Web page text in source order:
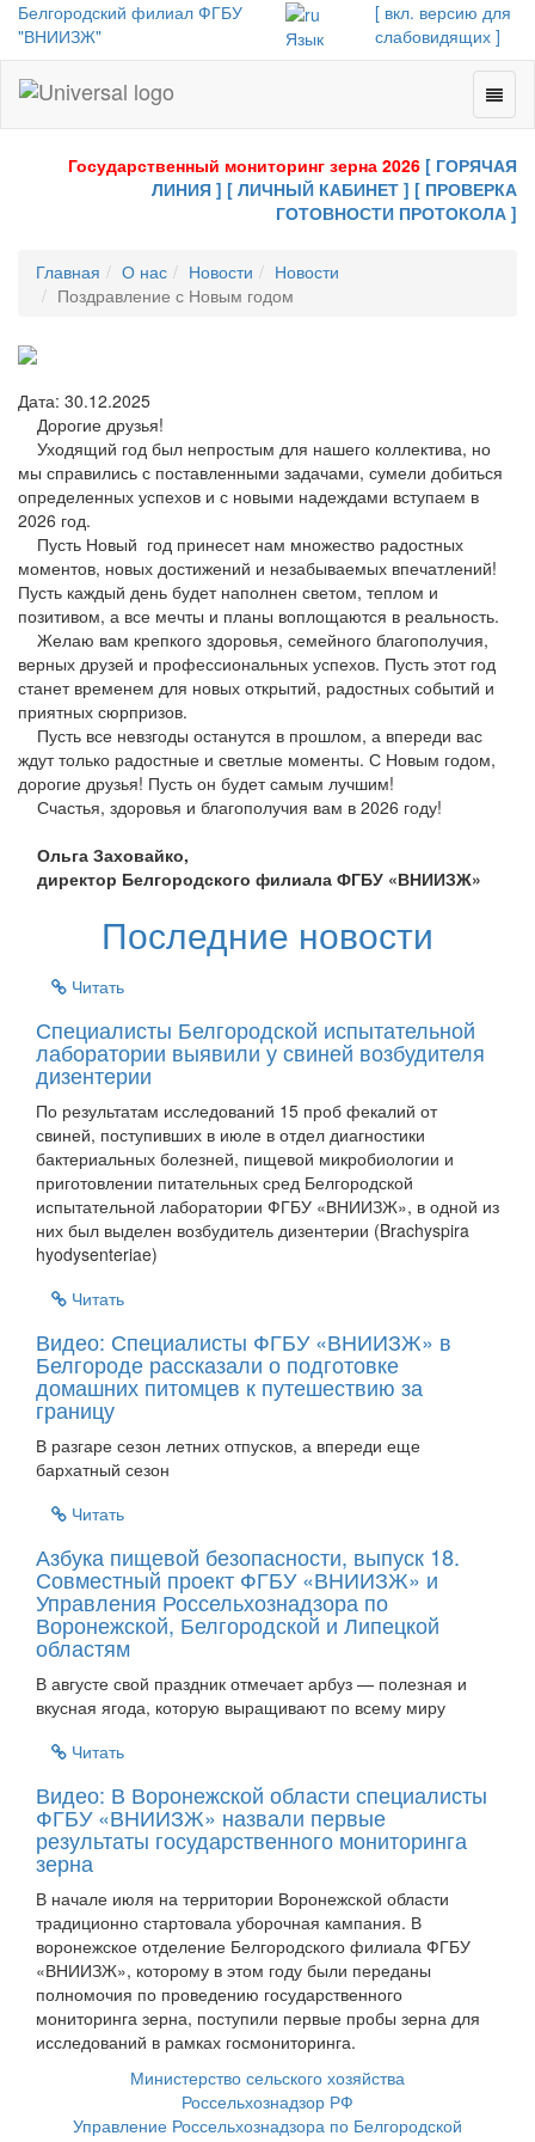
Белгородский филиал ФГБУ
"ВНИИЗЖ"
Язык
[ вкл. версию для
слабовидящих ]
-
Toggle
Государственный мониторинг зерна 2026 [ ГОРЯЧАЯ
ЛИНИЯ ] [ ЛИЧНЫЙ КАБИНЕТ ] [ ПРОВЕРКА
ГОТОВНОСТИ ПРОТОКОЛА ]
Главная О нас Новости
Новости
Поздравление с Новым годом
Дата: 30.12.2025
Дорогие друзья!
Уходящий год был непростым для нашего коллектива, но
мы справились с поставленными задачами, сумели добиться
определенных успехов и с новыми надеждами вступаем в
2026 год.
Пусть Новый год принесет нам множество радостных
моментов, новых достижений и незабываемых впечатлений!
Пусть каждый день будет наполнен светом, теплом и
позитивом, а все мечты и планы воплощаются в реальность.
Желаю вам крепкого здоровья, семейного благополучия,
верных друзей и профессиональных успехов. Пусть этот год
станет временем для новых открытий, радостных событий и
приятных сюрпризов.
Пусть все невзгоды останутся в прошлом, а впереди вас
ждут только радостные и светлые моменты. С Новым годом,
дорогие друзья! Пусть он будет самым лучшим!
Счастья, здоровья и благополучия вам в 2026 году!
Ольга Заховайко,
директор Белгородского филиала ФГБУ «ВНИИЗЖ»
Последние новости
Читать
Специалисты Белгородской испытательной
лаборатории выявили у свиней возбудителя
дизентерии
По результатам исследований 15 проб фекалий от
свиней, поступивших в июле в отдел диагностики
бактериальных болезней, пищевой микробиологии и
приготовлении питательных сред Белгородской
испытательной лаборатории ФГБУ «ВНИИЗЖ», в одной из
них был выделен возбудитель дизентерии (Brachyspira
hyodysenteriae)
Читать
Видео: Специалисты ФГБУ «ВНИИЗЖ» в
Белгороде рассказали о подготовке
домашних питомцев к путешествию за
границу
В разгаре сезон летних отпусков, а впереди еще
бархатный сезон
Читать
Азбука пищевой безопасности, выпуск 18.
Совместный проект ФГБУ «ВНИИЗЖ» и
Управления Россельхознадзора по
Воронежской, Белгородской и Липецкой
областям
В августе свой праздник отмечает арбуз — полезная и
вкусная ягода, которую выращивают по всему миру
Читать
Видео: В Воронежской области специалисты
ФГБУ «ВНИИЗЖ» назвали первые
результаты государственного мониторинга
зерна
В начале июля на территории Воронежской области
традиционно стартовала уборочная кампания. В
воронежское отделение Белгородского филиала ФГБУ
«ВНИИЗЖ», которому в этом году были переданы
полномочия по проведению государственного
мониторинга зерна, поступили первые пробы зерна для
исследований в рамках госмониторинга.
Министерство сельского хозяйства
Россельхознадзор РФ
Управление Россельхознадзора по Белгородской